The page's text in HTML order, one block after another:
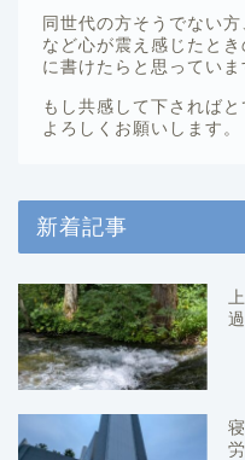
同世代の方そうでない
など心が震え感じたと
に書けたらと思っていま
もし共感して下さればと
よろしくお願いします。
新着記事